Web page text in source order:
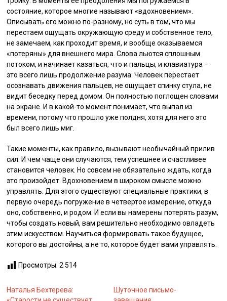
состояние, которое многие называют «вдохновением».
Описывать его можно по-разному, но суть в том, что мы
перестаем ощущать окружающую среду и собственное тело,
не замечаем, как проходит время, и вообще оказываемся
«потеряны» для внешнего мира. Слова льются сплошным
потоком, и начинает казаться, что и пальцы, и клавиатура –
это всего лишь продолжение разума. Человек перестает
осознавать движения пальцев, не ощущает спинку стула, не
видит беседку перед домом. Он полностью поглощен словами
на экране. И в какой-то момент понимает, что выпал из
времени, потому что прошло уже полдня, хотя для него это
был всего лишь миг.
Такие моменты, как правило, вызывают необычайный прилив
сил. И чем чаще они случаются, тем успешнее и счастливее
становится человек. Но совсем не обязательно ждать, когда
это произойдет. Вдохновением в широком смысле можно
управлять. Для этого существуют специальные практики, в
первую очередь погружение в четвертое измерение, откуда
оно, собственно, и родом. И если вы намерены потерять разум,
чтобы создать новый, вам решительно необходимо овладеть
этим искусством. Научиться формировать такое будущее,
которого вы достойны, а не то, которое будет вами управлять.
Просмотры: 2 514
Наталья Бехтерева:
Шуточное письмо-